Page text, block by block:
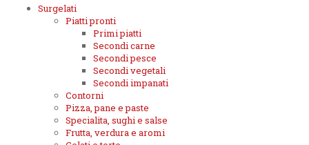
Surgelati
Piatti pronti
Primi piatti
Secondi carne
Secondi pesce
Secondi vegetali
Secondi impanati
Contorni
Pizza, pane e paste
Specialita, sughi e salse
Frutta, verdura e aromi